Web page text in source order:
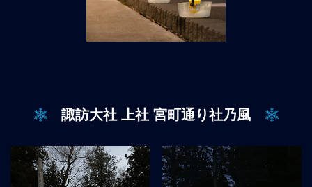
諏訪大社 上社 宮町通り社乃風